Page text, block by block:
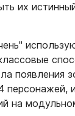
их
появления
персонажей,
на